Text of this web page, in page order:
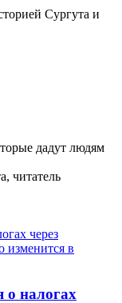
Сургута и
дадут людям
читатель
о налогах